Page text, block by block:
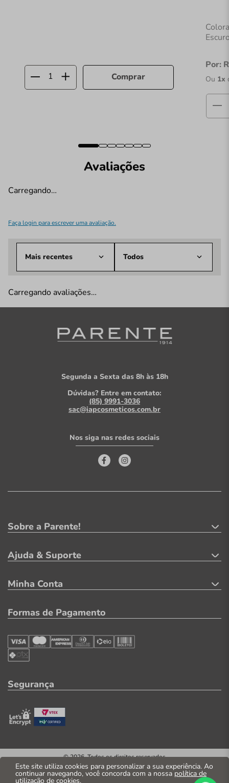
Este site utiliza cookies para personalizar a sua experiência. Ao
continuar navegando, você concorda com a nossapolítica de
utilização de cookies.
Comprar
Por:
Ou 1x
Avaliações
Carregando…
Faça login para escrever uma avaliação.
Mais recentes Todos
Carregando avaliações…
Segunda a Sexta das 8h às 18h
Dúvidas? Entre em contato:
(85) 9991-3036
sac@iapcosmeticos.com.br
Nos siga nas redes sociais
Sobre a Parente!
Ajuda & Suporte
Minha Conta
Formas de Pagamento
Segurança
© 2026. Todos os direitos reservados
CNPJ: 04.569.071/0002-41
Casa Parente Comércio e Indústria LTDA